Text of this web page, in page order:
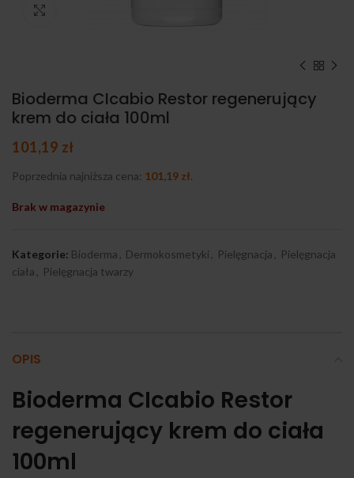
Bioderma CIcabio Restor regenerujący
krem do ciała 100ml
101,19 zł
Poprzednia najniższa cena: 101,19 zł.
Brak w magazynie
Kategorie: Bioderma Dermokosmetyki Pielęgnacja
Pielęgnacja
ciała
Pielęgnacja twarzy
OPIS
Bioderma CIcabio Restor
regenerujący krem do ciała
100ml